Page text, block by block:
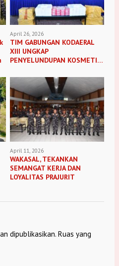
April 26, 2026
TIM GABUNGAN KODAERAL
XIII UNGKAP
PENYELUNDUPAN KOSMETIK
April 11, 2026
WAKASAL, TEKANKAN
SEMANGAT KERJA DAN
LOYALITAS PRAJURIT
dipublikasikan. Ruas yang